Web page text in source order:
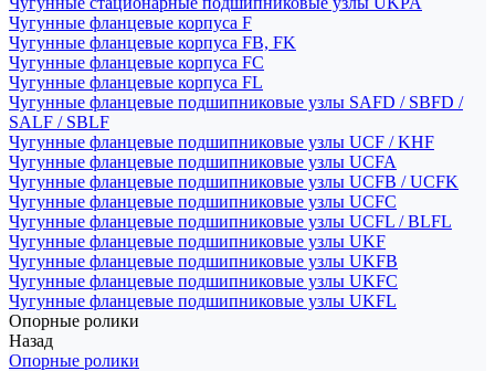
Чугунные фланцевые корпуса F
Чугунные фланцевые корпуса FB, FK
Чугунные фланцевые корпуса FC
Чугунные фланцевые корпуса FL
Чугунные фланцевые подшипниковые узлы SAFD / SBFD /
SALF / SBLF
Чугунные фланцевые подшипниковые узлы UCF / KHF
Чугунные фланцевые подшипниковые узлы UCFA
Чугунные фланцевые подшипниковые узлы UCFB / UCFK
Чугунные фланцевые подшипниковые узлы UCFC
Чугунные фланцевые подшипниковые узлы UCFL / BLFL
Чугунные фланцевые подшипниковые узлы UKF
Чугунные фланцевые подшипниковые узлы UKFB
Чугунные фланцевые подшипниковые узлы UKFC
Чугунные фланцевые подшипниковые узлы UKFL
Опорные ролики
Назад
Опорные ролики